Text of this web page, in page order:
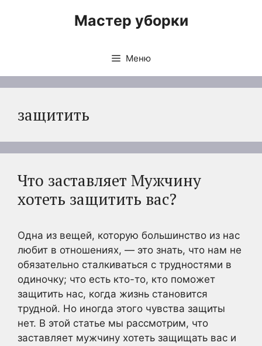
Мастер уборки
Меню
защитить
Что заставляет Мужчину
хотеть защитить вас?
Одна из вещей, которую большинство из нас
любит в отношениях, — это знать, что нам не
обязательно сталкиваться с трудностями в
одиночку; что есть кто-то, кто поможет
защитить нас, когда жизнь становится
трудной. Но иногда этого чувства защиты
нет. В этой статье мы рассмотрим, что
заставляет мужчину хотеть защищать вас и